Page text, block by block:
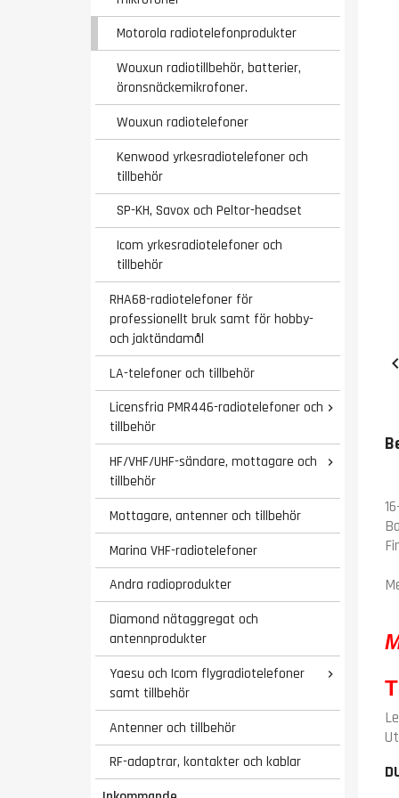
Motorola radiotelefonprodukter
Wouxun radiotillbehör, batterier,
öronsnäckemikrofoner.
Wouxun radiotelefoner
Kenwood yrkesradiotelefoner och
tillbehör
SP-KH, Savox och Peltor-headset
Icom yrkesradiotelefoner och
tillbehör
RHA68-radiotelefoner för
professionellt bruk samt för hobby-
och jaktändamål
LA-telefoner och tillbehör
Licensfria PMR446-radiotelefoner och
tillbehör

HF/VHF/UHF-sändare, mottagare och
tillbehör

Mottagare, antenner och tillbehör
Marina VHF-radiotelefoner
Andra radioprodukter
Diamond nätaggregat och
antennprodukter
Yaesu och Icom flygradiotelefoner
samt tillbehör

Antenner och tillbehör
RF-adaptrar, kontakter och kablar
